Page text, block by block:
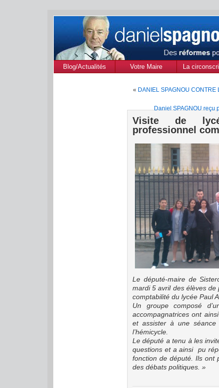
Blog/Actualités Votre Maire
La
« DANIEL SPAGNOU CONTRE
Daniel SPAGNOU reçu
Visite de
professionnel
Le député-maire de
mardi 5 avril des élèves
comptabilité du lycée Paul
Un groupe composé
accompagnatrices ont
et assister à une séance
l’hémicycle.
Le député a tenu à les
questions et a ainsi pu
fonction de député. Ils ont
des débats politiques. »